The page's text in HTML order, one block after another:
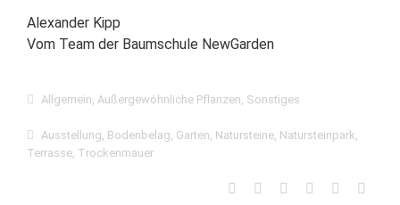
Alexander Kipp
Vom Team der Baumschule NewGarden
Allgemein, Außergewöhnliche Pflanzen, Sonstiges
Ausstellung, Bodenbelag, Garten, Natursteine, Natursteinpark,
Terrasse, Trockenmauer